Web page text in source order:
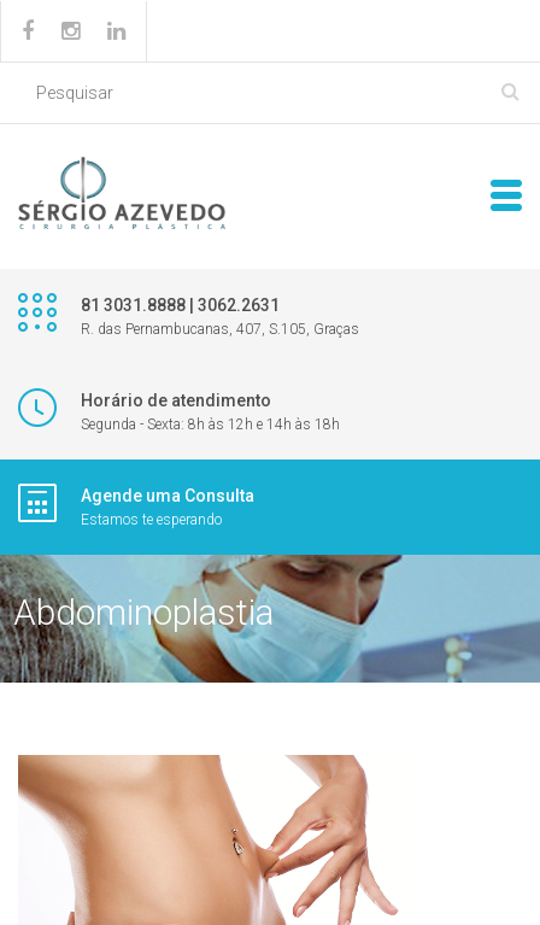
81 3031.8888 | 3062.2631
R. das Pernambucanas, 407, S.105, Graças
Horário de atendimento
Segunda - Sexta: 8h às 12h e 14h às 18h
Agende uma Consulta
Estamos te esperando
Abdominoplastia